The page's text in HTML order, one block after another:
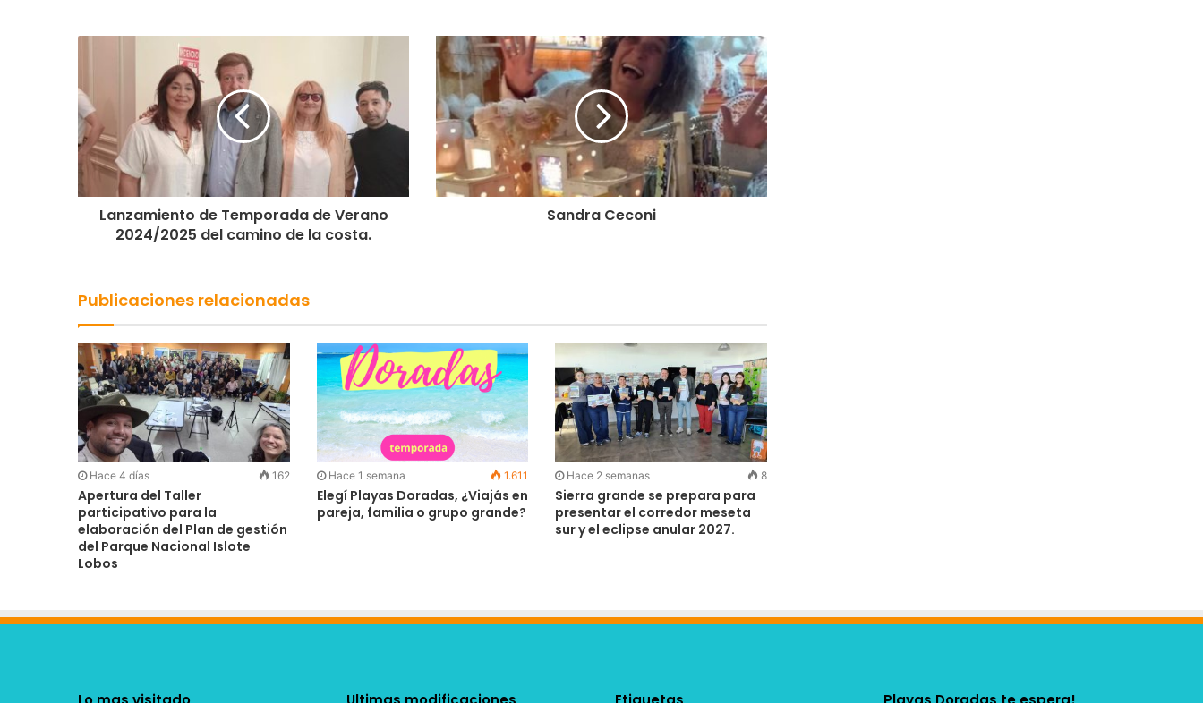
i
Lanzamiento de Temporada de Verano
2024/2025 del camino de la costa.
Sandra Ceconi
Publicaciones relacionadas
Hace 4 días 162
Apertura del Taller
participativo para la
elaboración del Plan de gestión
del Parque Nacional Islote
Lobos
Hace 1 semana 1.611
Elegí Playas Doradas, ¿Viajás en
pareja, familia o grupo grande?
Hace 2 semanas 8
Sierra grande se prepara para
presentar el corredor meseta
sur y el eclipse anular 2027.